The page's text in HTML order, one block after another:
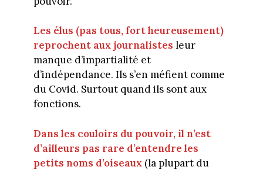
Les élus (pas tous, fort heureusement)
reprochent aux journalistes leur
manque d’impartialité et
d’indépendance. Ils s’en méfient comme
du Covid. Surtout quand ils sont aux
fonctions.
Dans les couloirs du pouvoir, il n’est
d’ailleurs pas rare d’entendre les
petits noms d’oiseaux(la plupart du